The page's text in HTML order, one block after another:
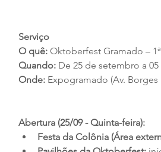
Serviço
O quê: Oktoberfest Gramado –
Quando: De 25 de setembro a
Onde: Expogramado (Av.
Abertura (25/09 - Quinta-feira):
Festa da Colônia (Área